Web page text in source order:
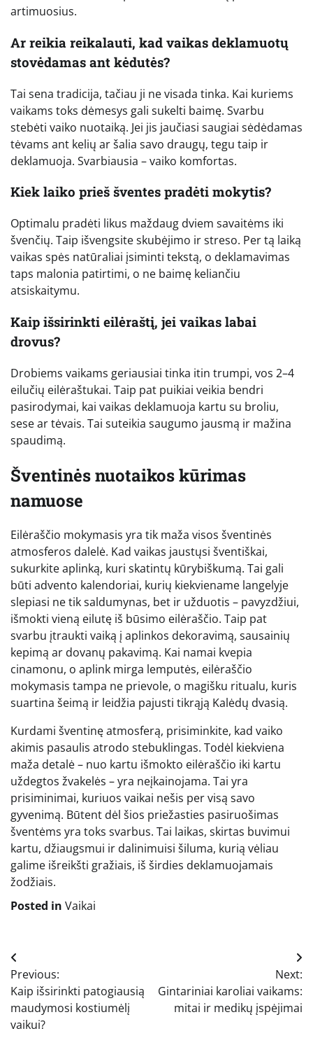
artimuosius.
Ar reikia reikalauti, kad vaikas deklamuotų
stovėdamas ant kėdutės?
Tai sena tradicija, tačiau ji ne visada tinka. Kai kuriems
vaikams toks dėmesys gali sukelti baimę. Svarbu
stebėti vaiko nuotaiką. Jei jis jaučiasi saugiai sėdėdamas
tėvams ant kelių ar šalia savo draugų, tegu taip ir
deklamuoja. Svarbiausia – vaiko komfortas.
Kiek laiko prieš šventes pradėti mokytis?
Optimalu pradėti likus maždaug dviem savaitėms iki
švenčių. Taip išvengsite skubėjimo ir streso. Per tą laiką
vaikas spės natūraliai įsiminti tekstą, o deklamavimas
taps malonia patirtimi, o ne baimę keliančiu
atsiskaitymu.
Kaip išsirinkti eilėraštį, jei vaikas labai
drovus?
Drobiems vaikams geriausiai tinka itin trumpi, vos 2–4
eilučių eilėraštukai. Taip pat puikiai veikia bendri
pasirodymai, kai vaikas deklamuoja kartu su broliu,
sese ar tėvais. Tai suteikia saugumo jausmą ir mažina
spaudimą.
Šventinės nuotaikos kūrimas
namuose
Eilėraščio mokymasis yra tik maža visos šventinės
atmosferos dalelė. Kad vaikas jaustųsi šventiškai,
sukurkite aplinką, kuri skatintų kūrybiškumą. Tai gali
būti advento kalendoriai, kurių kiekviename langelyje
slepiasi ne tik saldumynas, bet ir užduotis – pavyzdžiui,
išmokti vieną eilutę iš būsimo eilėraščio. Taip pat
svarbu įtraukti vaiką į aplinkos dekoravimą, sausainių
kepimą ar dovanų pakavimą. Kai namai kvepia
cinamonu, o aplink mirga lemputės, eilėraščio
mokymasis tampa ne prievole, o magišku ritualu, kuris
suartina šeimą ir leidžia pajusti tikrąją Kalėdų dvasią.
Kurdami šventinę atmosferą, prisiminkite, kad vaiko
akimis pasaulis atrodo stebuklingas. Todėl kiekviena
maža detalė – nuo kartu išmokto eilėraščio iki kartu
uždegtos žvakelės – yra neįkainojama. Tai yra
prisiminimai, kuriuos vaikai nešis per visą savo
gyvenimą. Būtent dėl šios priežasties pasiruošimas
šventėms yra toks svarbus. Tai laikas, skirtas buvimui
kartu, džiaugsmui ir dalinimuisi šiluma, kurią vėliau
galime išreikšti gražiais, iš širdies deklamuojamais
žodžiais.
Posted in Vaikai
Navigacija
tarp
įrašų
Previous:
Kaip išsirinkti patogiausią
maudymosi kostiumėlį
vaikui?
Next:
Gintariniai karoliai vaikams:
mitai ir medikų įspėjimai